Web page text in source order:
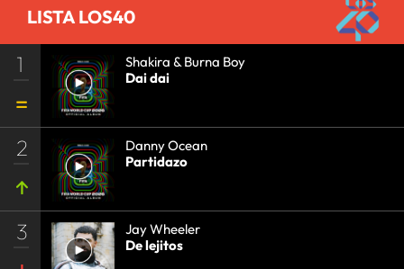
LISTA LOS40
1
Shakira & Burna Boy
Dai dai
2
Danny Ocean
Partidazo
3
Jay Wheeler
De lejitos